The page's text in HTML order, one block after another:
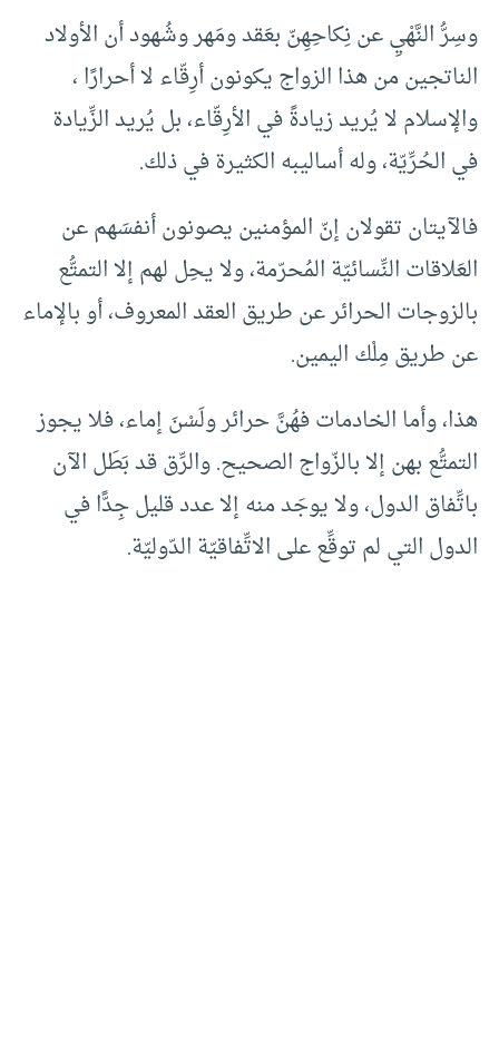
وسِرُّ النَّهْيِ عن نِكاحِهِنّ بعَقد ومَهر وشُهود أن الأولاد
الناتجين من هذا الزواج يكونون أرِقّاء لا أحرارًا ،
والإسلام لا يُريد زيادةً في الأرِقّاء، بل يُريد الزِّيادة
في الحُرِّيّة، وله أساليبه الكثيرة في ذلك.
فالآيتان تقولان إنّ المؤمنين يصونون أنفسَهم عن
العَلاقات النِّسائيّة المُحرّمة، ولا يحِل لهم إلا التمتُّع
بالزوجات الحرائر عن طريق العقد المعروف، أو بالإماء
عن طريق مِلْك اليمين.
هذا، وأما الخادمات فهُنَّ حرائر ولَسْنَ إماء، فلا يجوز
التمتُّع بهن إلا بالزّواج الصحيح. والرِّق قد بَطَل الآن
باتِّفاق الدول، ولا يوجَد منه إلا عدد قليل جِدًّا في
الدول التي لم توقِّع على الاتِّفاقيّة الدّوليّة.